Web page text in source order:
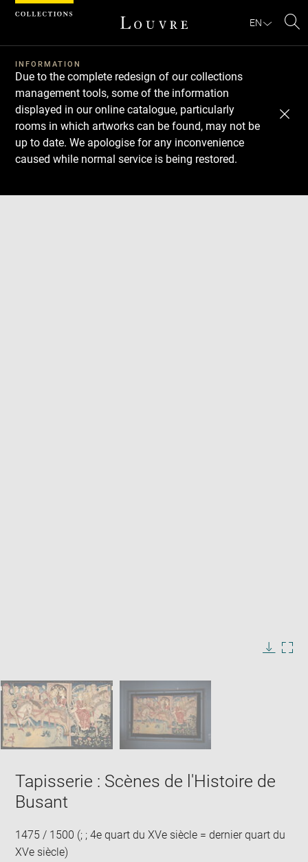
EN
INFORMATION
Due to the complete redesign of our collections
management tools, some of the information
displayed in our online catalogue, particularly
rooms in which artworks can be found, may not be
up to date. We apologise for any inconvenience
caused while normal service is being restored.
SKIP IMAGE CAROUSEL
Download
Next
Previous
Tapisserie : Scènes de l'Histoire de
Busant
1475 / 1500 (; ; 4e quart du XVe siècle = dernier quart du
XVe siècle)
Cookies management panel